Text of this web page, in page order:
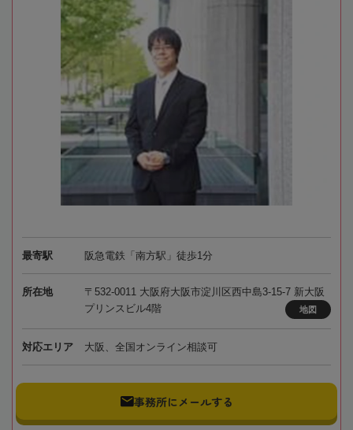
最寄駅 阪急電鉄「南方駅」徒歩1分
所在地
〒532-0011 大阪府大阪市淀川区西中島3-15-7 新大阪
プリンスビル4階
地図
対応エリア 大阪、全国オンライン相談可
事務所にメールする